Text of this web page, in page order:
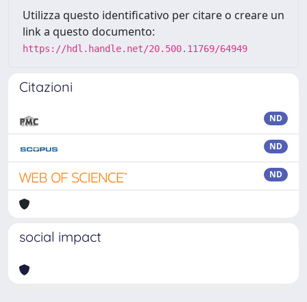
Utilizza questo identificativo per citare o creare un
link a questo documento:
https://hdl.handle.net/20.500.11769/64949
Citazioni
ND
ND
ND
social impact